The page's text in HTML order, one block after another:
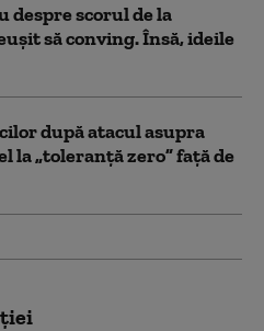
despre scorul de la
să conving. Însă, ideile
după atacul asupra
la „toleranță zero” față de